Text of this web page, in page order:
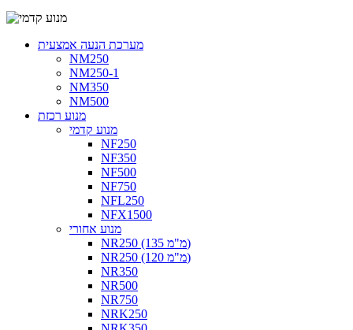
מערכת הנעה אמצעית
NM250
NM250-1
NM350
NM500
מנוע רכזת
מנוע קדמי
NF250
NF350
NF500
NF750
NFL250
NFX1500
מנוע אחורי
NR250 (135 מ"מ)
NR250 (120 מ"מ)
NR350
NR500
NR750
NRK250